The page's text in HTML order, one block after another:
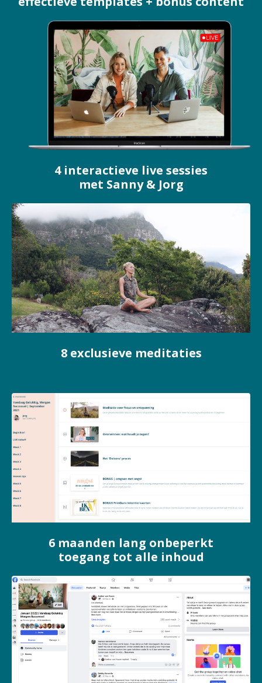
4 interactieve live sessies
met Sanny & Jorg
8 exclusieve meditaties
6 maanden lang onbeperkt
toegang tot alle inhoud